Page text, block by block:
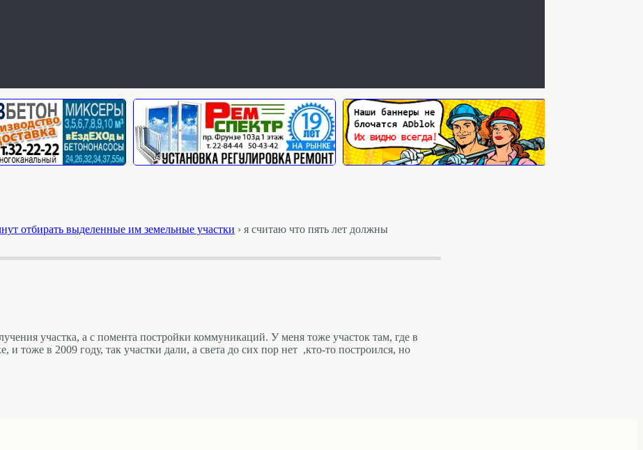
отбирать выделенные им земельные участки › я считаю что пять лет должны
участка, а с помента постройки коммуникаций. У меня тоже участок там, где в
и тоже в 2009 году, так участки дали, а света до сих пор нет ,кто-то построился, но